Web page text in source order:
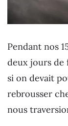
Pendant nos
deux jours de
si on devait
rebrousser
nous